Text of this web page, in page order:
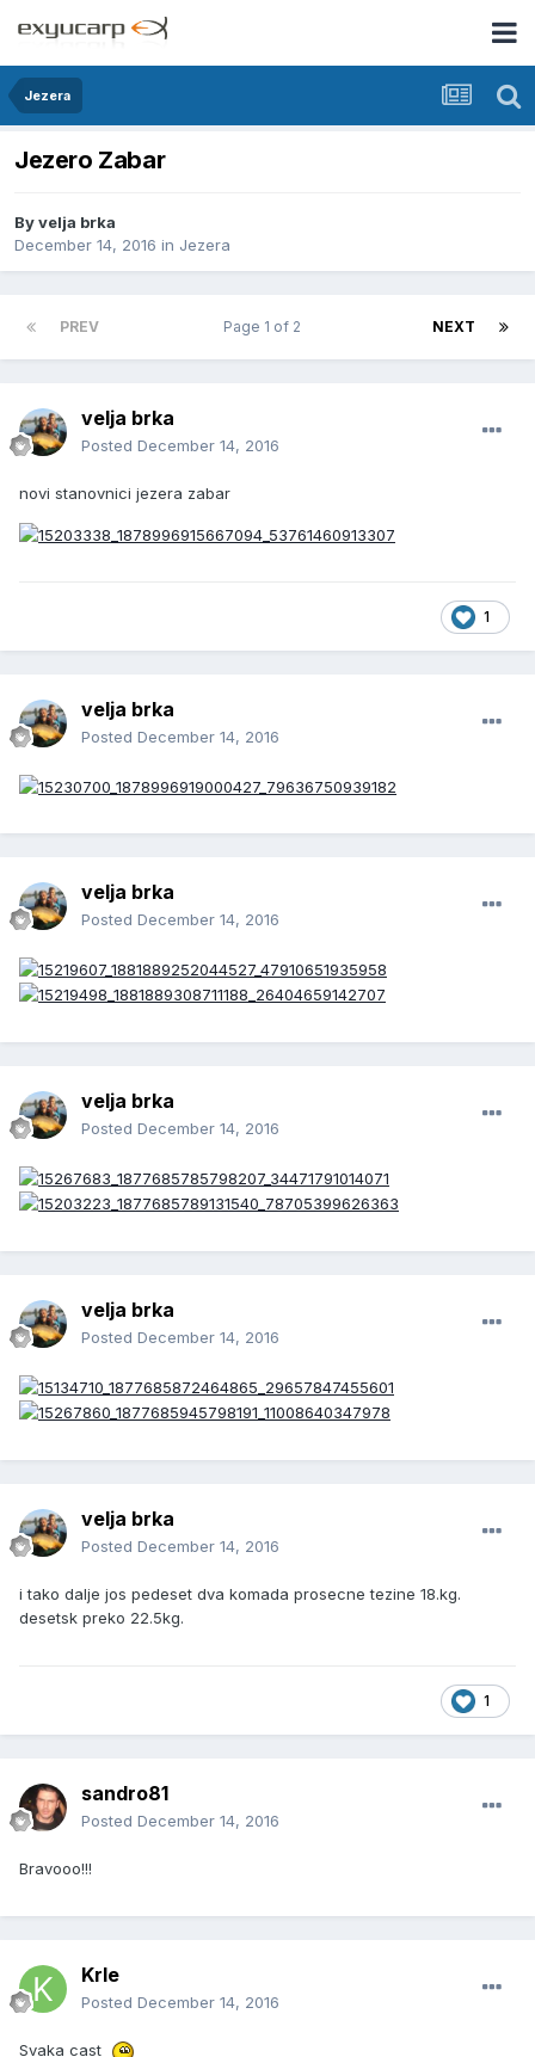
Jezera
Jezero Zabar
Byvelja brka
December 14, 2016 in Jezera
PREV NEXT
Page 1 of 2
velja brka
Posted December 14, 2016
novi stanovnici jezera zabar
1
velja brka
Posted December 14, 2016
velja brka
Posted December 14, 2016
velja brka
Posted December 14, 2016
velja brka
Posted December 14, 2016
velja brka
Posted December 14, 2016
i tako dalje jos pedeset dva komada prosecne tezine 18.kg.
desetsk preko 22.5kg.
1
sandro81
Posted December 14, 2016
Bravooo!!!
Krle
Posted December 14, 2016
Svaka cast